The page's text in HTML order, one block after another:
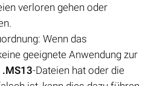
verloren gehen oder
Wenn das
geeignete Anwendung zur
.MS13-Dateien hat oder die